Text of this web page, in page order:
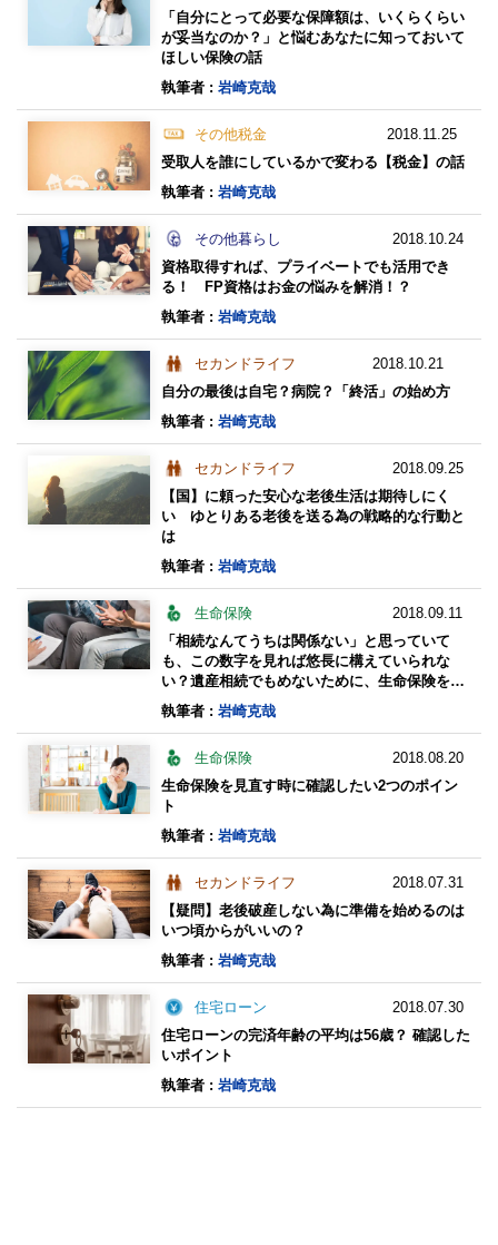
「自分にとって必要な保障額は、いくらくらい
が妥当なのか？」と悩むあなたに知っておいて
ほしい保険の話
執筆者 : 岩崎克哉
その他税金 2018.11.25
受取人を誰にしているかで変わる【税金】の話
執筆者 : 岩崎克哉
その他暮らし 2018.10.24
資格取得すれば、プライベートでも活用でき
る！ FP資格はお金の悩みを解消！？
執筆者 : 岩崎克哉
セカンドライフ 2018.10.21
自分の最後は自宅？病院？「終活」の始め方
執筆者 : 岩崎克哉
セカンドライフ 2018.09.25
【国】に頼った安心な老後生活は期待しにく
い ゆとりある老後を送る為の戦略的な行動と
は
執筆者 : 岩崎克哉
生命保険 2018.09.11
「相続なんてうちは関係ない」と思っていて
も、この数字を見れば悠長に構えていられな
い？遺産相続でもめないために、生命保険を活
用する方法
執筆者 : 岩崎克哉
生命保険 2018.08.20
生命保険を見直す時に確認したい2つのポイン
ト
執筆者 : 岩崎克哉
セカンドライフ 2018.07.31
【疑問】老後破産しない為に準備を始めるのは
いつ頃からがいいの？
執筆者 : 岩崎克哉
住宅ローン 2018.07.30
住宅ローンの完済年齢の平均は56歳？ 確認した
いポイント
執筆者 : 岩崎克哉